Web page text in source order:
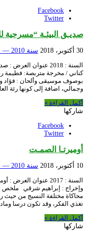
Facebook
Twitter
صديـق البيئـة “مسرحية
30 أكتوبر، 2018 سنة 2010 — سنة 2019
السنة : 2018 عنوان
كناني / مخرجة متربصة: فطيمة
بوصوف موسيقى وألحان :
وجمالي، اضافة إلى كونها رئة
أكمل القراءة »
شاركها
Facebook
Twitter
أوميرتـا الصمـت
10 أكتوبر، 2018 سنة 2010 — سنة 2019
السنة : 2017 عنوان
وإخراج : إبراهيم شرقي ملخص
محاكاة مختلفة النسيج من حيث
تغذي الفكر، وقد تكون درسا
أكمل القراءة »
شاركها